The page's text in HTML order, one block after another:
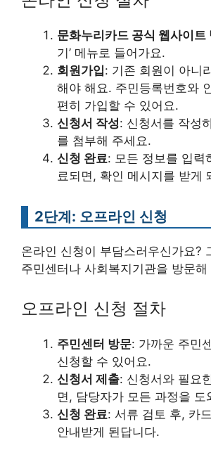
문화누리카드 공식 웹사이트
기’ 메뉴로 들어가요.
회원가입: 기존 회원이 아니
해야 해요. 주민등록번호와
편히 가입할 수 있어요.
신청서 작성: 신청서를 작성
를 첨부해 주세요.
신청 완료: 모든 정보를 입력
료되면, 확인 메시지를 받게
2단계: 오프라인 신청
온라인 신청이 부담스러우신가요?
주민센터나 사회복지기관을 방문해
오프라인 신청 절차
주민센터 방문: 가까운 주민
신청할 수 있어요.
신청서 제출: 신청서와 필요
면, 담당자가 모든 과정을 도
신청 완료: 서류 검토 후, 카
안내받게 된답니다.